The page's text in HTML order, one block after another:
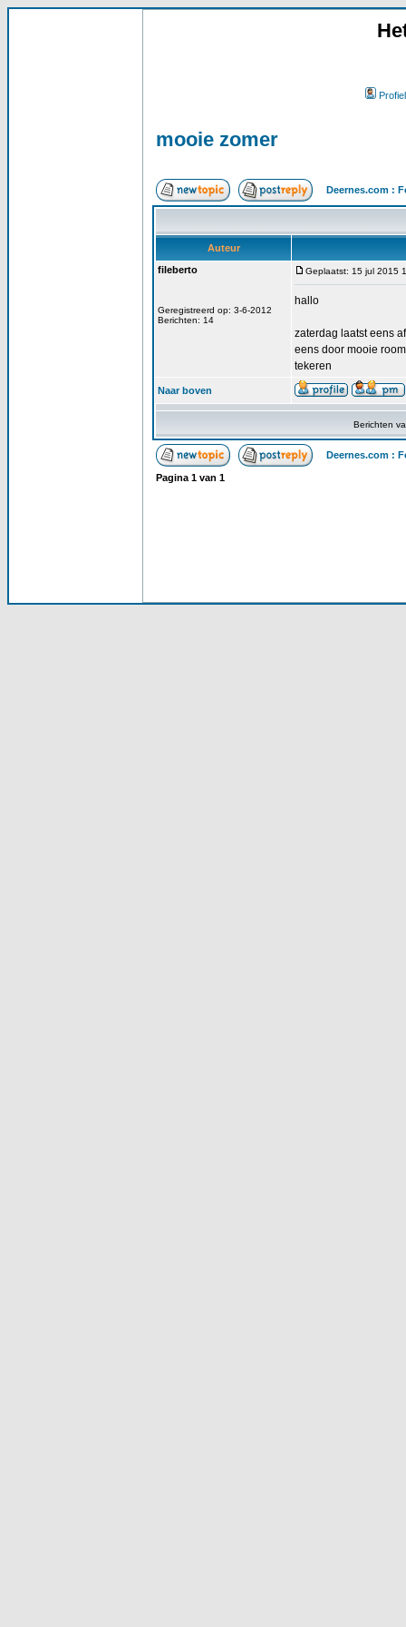
Profiel
mooie zomer
Deernes.com :
Auteur
fileberto
Geregistreerd op: 3-6-2012
Berichten: 14
Geplaatst: 15 jul 2015
hallo
zaterdag laatst eens
eens door mooie
tekeren
Naar boven
Berichten
Deernes.com :
Pagina 1 van 1